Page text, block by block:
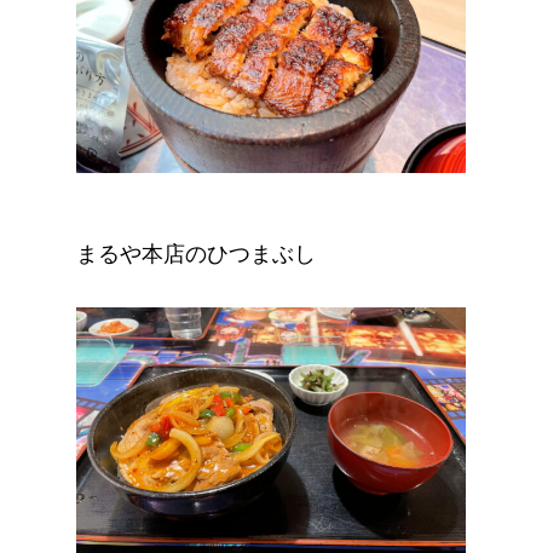
まるや本店のひつまぶし